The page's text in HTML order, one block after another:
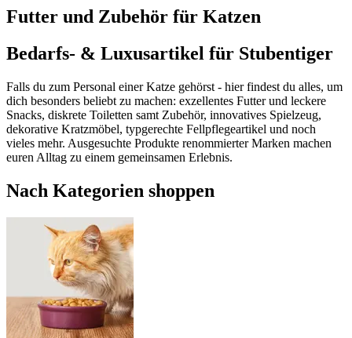
Futter und Zubehör für Katzen
Bedarfs- & Luxusartikel für Stubentiger
Falls du zum Personal einer Katze gehörst - hier findest du alles, um
dich besonders beliebt zu machen: exzellentes Futter und leckere
Snacks, diskrete Toiletten samt Zubehör, innovatives Spielzeug,
dekorative Kratzmöbel, typgerechte Fellpflegeartikel und noch
vieles mehr. Ausgesuchte Produkte renommierter Marken machen
euren Alltag zu einem gemeinsamen Erlebnis.
Nach Kategorien shoppen